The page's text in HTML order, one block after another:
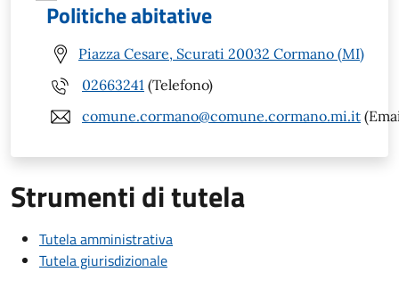
Politiche abitative
Piazza Cesare, Scurati 20032 Cormano (MI)
02663241 (Telefono)
comune.cormano@comune.cormano.mi.it
Strumenti di tutela
Tutela amministrativa
Tutela giurisdizionale